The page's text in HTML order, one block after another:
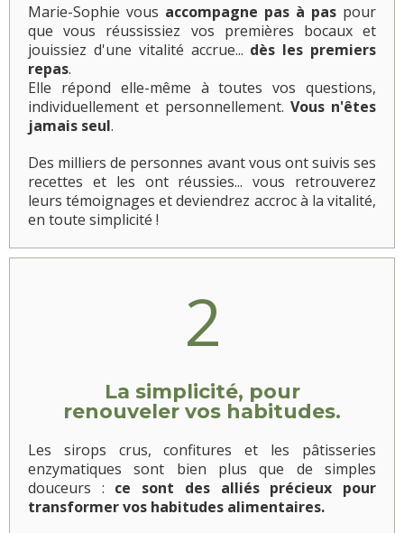
Marie-Sophie vous accompagne pas à pas pour
que vous réussissiez vos premières bocaux et
jouissiez d'une vitalité accrue... dès les premiers
repas.
Elle répond elle-même à toutes vos questions,
individuellement et personnellement. Vous n'êtes
jamais seul.
Des milliers de personnes avant vous ont suivis ses
recettes et les ont réussies... vous retrouverez
leurs témoignages et deviendrez accroc à la vitalité,
en toute simplicité !
2
La simplicité, pour
renouveler vos habitudes.
Les sirops crus, confitures et les pâtisseries
enzymatiques sont bien plus que de simples
douceurs : ce sont des alliés précieux pour
transformer vos habitudes alimentaires.